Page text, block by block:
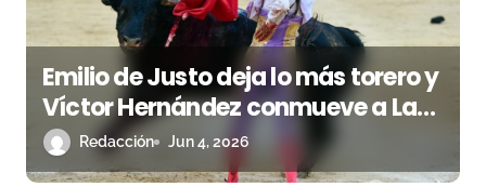
Emilio de Justo deja lo más torero y
Víctor Hernández conmueve a Las
Ventas en una exigente corrida de
Jandilla y Santiago Domecq
Redacción Jun 4, 2026